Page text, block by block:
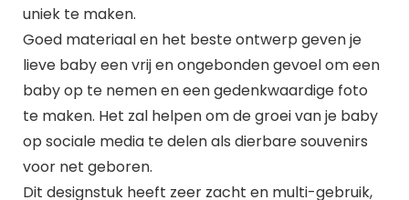
uniek te maken.
Goed materiaal en het beste ontwerp geven je
lieve baby een vrij en ongebonden gevoel om een
baby op te nemen en een gedenkwaardige foto
te maken. Het zal helpen om de groei van je baby
op sociale media te delen als dierbare souvenirs
voor net geboren.
Dit designstuk heeft zeer zacht en multi-gebruik,